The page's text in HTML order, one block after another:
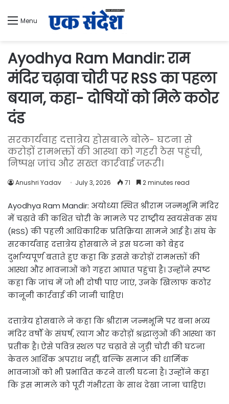
Menu
Ayodhya Ram Mandir: राम
मंदिर चढ़ावा चोरी पर RSS का पहला
बयान, कहा- दोषियों को मिले कठोर
दंड
सरकार्यवाह दत्तात्रेय होसबाले बोले- घटना से
करोड़ों रामभक्तों की आस्था को गहरी ठेस पहुंची,
निष्पक्ष जांच और सख्त कार्रवाई जरूरी।
Anushri Yadav July 3, 2026 71 2 minutes read
Ayodhya Ram Mandir: अयोध्या स्थित श्रीराम जन्मभूमि मंदिर
में चढ़ावे की कथित चोरी के मामले पर राष्ट्रीय स्वयंसेवक संघ
(RSS) की पहली आधिकारिक प्रतिक्रिया सामने आई है। संघ के
सरकार्यवाह दत्तात्रेय होसबाले ने इस घटना को बेहद
दुर्भाग्यपूर्ण बताते हुए कहा कि इससे करोड़ों रामभक्तों की
आस्था और भावनाओं को गहरा आघात पहुंचा है। उन्होंने स्पष्ट
कहा कि जांच में जो भी दोषी पाए जाएं, उनके खिलाफ कठोर
कानूनी कार्रवाई की जानी चाहिए।
दत्तात्रेय होसबाले ने कहा कि श्रीराम जन्मभूमि पर बना भव्य
मंदिर वर्षों के संघर्ष, त्याग और करोड़ों श्रद्धालुओं की आस्था का
प्रतीक है। ऐसे पवित्र स्थल पर चढ़ावे से जुड़ी चोरी की घटना
केवल आर्थिक अपराध नहीं, बल्कि समाज की धार्मिक
भावनाओं को भी प्रभावित करने वाली घटना है। उन्होंने कहा
कि इस मामले को पूरी गंभीरता के साथ देखा जाना चाहिए।